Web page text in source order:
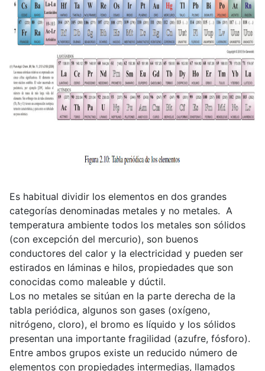
Es habitual dividir los elementos en dos grandes
categorías denominadas metales y no metales. A
temperatura ambiente todos los metales son sólidos
(con excepción del mercurio), son buenos
conductores del calor y la electricidad y pueden ser
estirados en láminas e hilos, propiedades que son
conocidas como maleable y dúctil.
Los no metales se sitúan en la parte derecha de la
tabla periódica, algunos son gases (oxígeno,
nitrógeno, cloro), el bromo es líquido y los sólidos
presentan una importante fragilidad (azufre, fósforo).
Entre ambos grupos existe un reducido número de
elementos con propiedades intermedias, llamados